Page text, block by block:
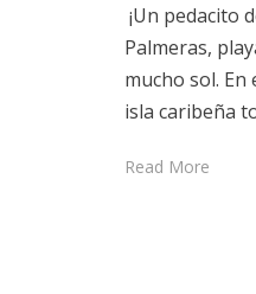
¡Un pedacito
Palmeras,
mucho sol.
isla caribeña
Read More